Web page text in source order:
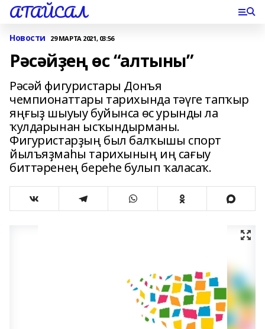
АТАЙСАЛ
Новости 29 МАРТА 2021, 03:56
Рәсәйҙең өс “алтыны”
Рәсәй фигуристары Донъя
чемпионаттары тарихында тәүге тапҡыр
яңғыҙ шыуыу буйынса өс урынды ла
ҡулдарынан ысҡындырманы.
Фигуристарҙың был балҡышы спорт
йылъяҙмаһы тарихының иң сағыу
биттәренең береһе булып ҡаласаҡ.